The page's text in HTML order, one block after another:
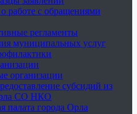
работе с обращениями
регламенты
муниципальных услуг
организации
субсидий из
СО НКО
палата города Орла